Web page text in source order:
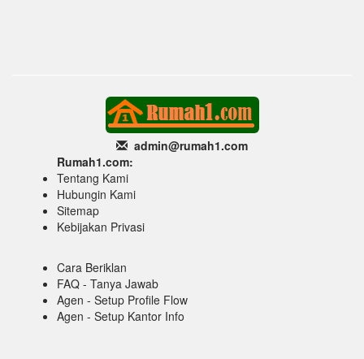
admin@rumah1.com
Rumah1.com:
Tentang Kami
Hubungin Kami
Sitemap
Kebijakan Privasi
Cara Beriklan
FAQ - Tanya Jawab
Agen - Setup Profile Flow
Agen - Setup Kantor Info